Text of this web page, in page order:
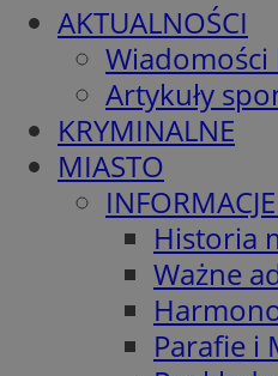
AKTUALNOŚCI
Artykuły
KRYMINALNE
MIASTO
Historia
Ważne
Parafie i